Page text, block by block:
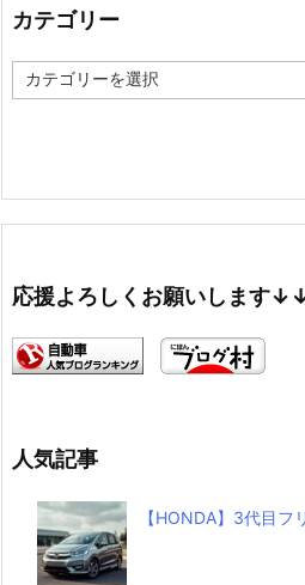
ブ
カテゴリー
テ
応援よろしくお願いします
人気記事
【HONDA】3代目フ